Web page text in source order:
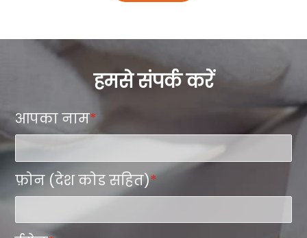
हमसे संपर्क करें
आपका नाम*
फ़ोन (देश कोड सहित)*